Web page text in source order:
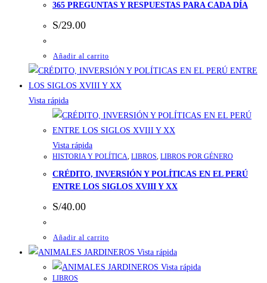
365 PREGUNTAS Y RESPUESTAS PARA CADA DÍA
S/29.00
Añadir al carrito
Vista rápida
Vista rápida
HISTORIA Y POLÍTICA LIBROS LIBROS POR GÉNERO
CRÉDITO, INVERSIÓN Y POLÍTICAS EN EL PERÚ
ENTRE LOS SIGLOS XVIII Y XX
S/40.00
Añadir al carrito
Vista rápida
Vista rápida
LIBROS